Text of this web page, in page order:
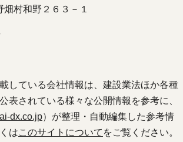
村和野２６３－１
している会社情報は、建設業法ほか各種
表されている様々な公開情報を参考に、
dx.co.jp）が整理・自動編集した参考情
はこのサイトについて をご覧ください。